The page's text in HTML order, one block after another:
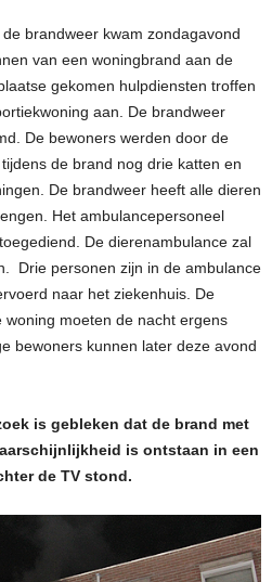
brandweer kwam zondagavond
van een woningbrand aan de
gekomen hulpdiensten troffen
aan. De brandweer
De bewoners werden door de
de brand nog drie katten en
De brandweer heeft alle dieren
Het ambulancepersoneel
De dierenambulance zal
Drie personen zijn in de ambulance
naar het ziekenhuis. De
moeten de nacht ergens
bewoners kunnen later deze avond
is gebleken dat de brand met
is ontstaan in een
de TV stond.